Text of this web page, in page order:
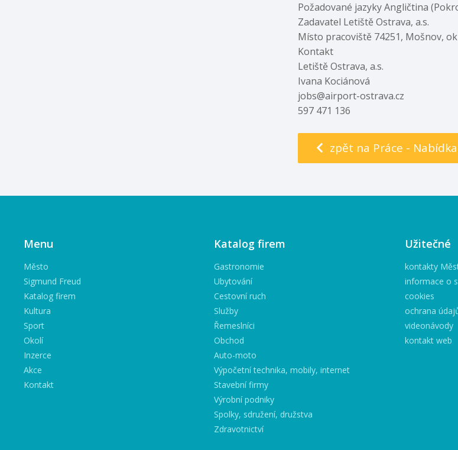
Požadované jazyky Angličtina
Zadavatel Letiště Ostrava, a.s.
Místo pracoviště 74251, Mošnov,
Kontakt
Letiště Ostrava, a.s.
Ivana Kociánová
jobs@airport-ostrava.cz
597 471 136
zpět na Práce - Nabídka
Menu
Město
Sigmund Freud
Katalog firem
Kultura
Sport
Okolí
Inzerce
Akce
Kontakt
Katalog firem
Gastronomie
Ubytování
Cestovní ruch
Služby
Řemeslníci
Obchod
Auto-moto
Výpočetní technika, mobily, internet
Stavební firmy
Výrobní podniky
Spolky, sdružení, družstva
Zdravotnictví
Užitečné
kontakty
informace o
cookies
ochrana
videonávody
kontakt web